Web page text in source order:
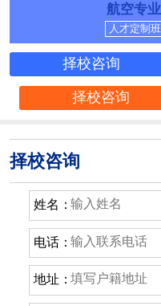
航空专业
人才定制班
择校咨询
择校咨询
择校咨询
姓名：
电话：
地址：